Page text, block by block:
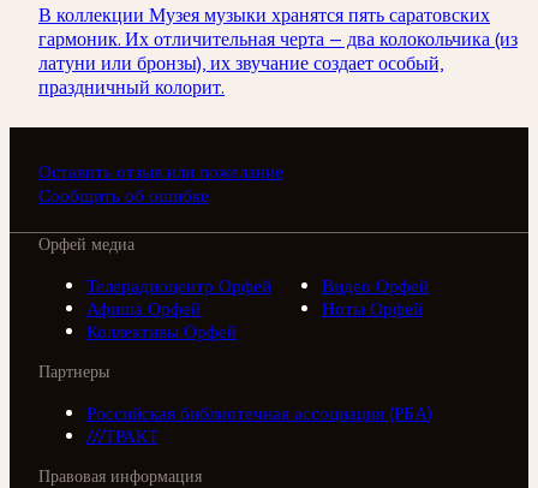
В коллекции Музея музыки хранятся пять саратовских
гармоник. Их отличительная черта — два колокольчика (из
латуни или бронзы), их звучание создает особый,
праздничный колорит.
Оставить отзыв или пожелание
Сообщить об ошибке
Орфей медиа
Телерадиоцентр Орфей
Видео Орфей
Афиша Орфей
Ноты Орфей
Коллективы Орфей
Партнеры
Российская библиотечная ассоциация (РБА)
///ТРАКТ
Правовая информация